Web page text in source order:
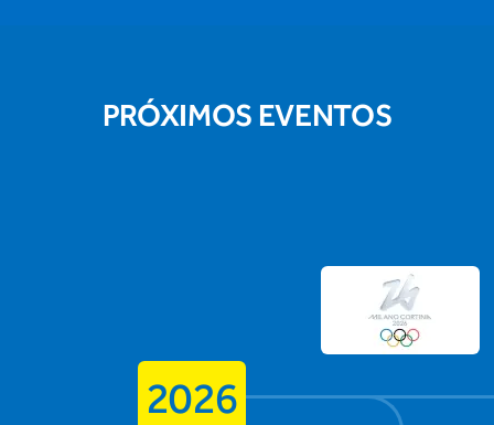
PRÓXIMOS EVENTOS
2026